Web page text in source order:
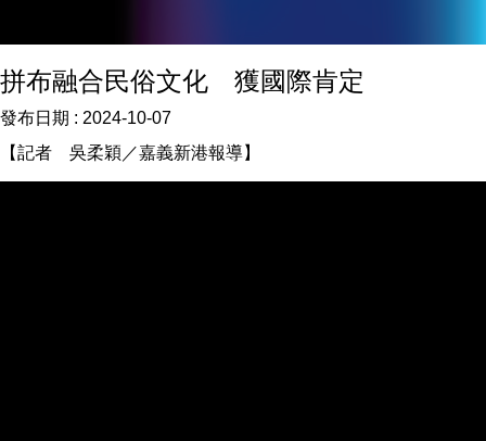
拼布融合民俗文化 獲國際肯定
發布日期 : 2024-10-07
【記者 吳柔穎／嘉義新港報導】